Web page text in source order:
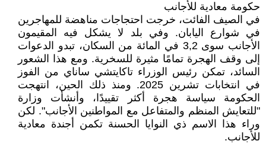
حكومة معادية للأجانب
في الصيف الفائت، خرجت احتجاجات مناهضة للمهاجرين
في شوارع اليابان. وفي بلد لا يشكل فيه المقيمون
الأجانب سوى 3,2 في المائة من السكان، تبدو الدعوات
إلى وقف الهجرة تمامًا مثيرة للسخرية. ومع هذا الشعور
السائد، تمكن رئيس الوزراء تاكايتشي ساناي من الفوز
في انتخابات تشرين 2025. ومنذ ذلك الحين، انتهجت
الحكومة سياسة هجرة أكثر تقييدًا، وأنشأت وزارة
"للتعايش المنظم والمتفاعل مع المواطنين الأجانب". لكن
وراء هذا الاسم ذي النوايا الحسنة تكمن أجندة معادية
للأجانب.